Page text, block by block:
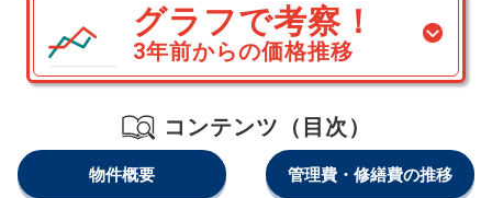
グラフで考察！
3年前からの価格推移
コンテンツ（目次）
物件概要 管理費・修繕費の推移